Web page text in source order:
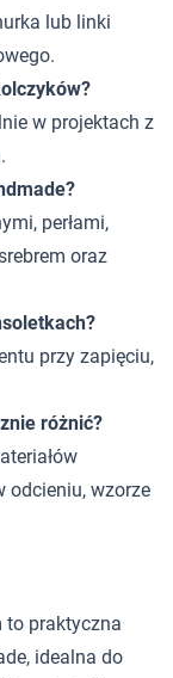
lub linki
w projektach z
perłami,
oraz
przy zapięciu,
różnić?
odcieniu, wzorze
to praktyczna
idealna do